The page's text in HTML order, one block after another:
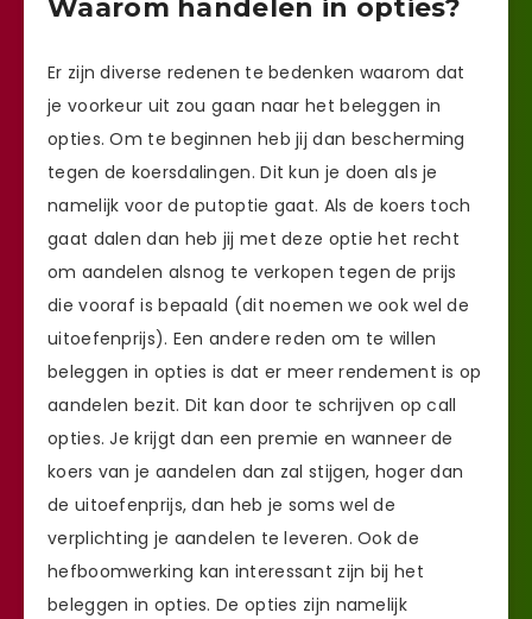
Waarom handelen in opties?
Er zijn diverse redenen te bedenken waarom dat
je voorkeur uit zou gaan naar het beleggen in
opties. Om te beginnen heb jij dan bescherming
tegen de koersdalingen. Dit kun je doen als je
namelijk voor de putoptie gaat. Als de koers toch
gaat dalen dan heb jij met deze optie het recht
om aandelen alsnog te verkopen tegen de prijs
die vooraf is bepaald (dit noemen we ook wel de
uitoefenprijs). Een andere reden om te willen
beleggen in opties is dat er meer rendement is op
aandelen bezit. Dit kan door te schrijven op call
opties. Je krijgt dan een premie en wanneer de
koers van je aandelen dan zal stijgen, hoger dan
de uitoefenprijs, dan heb je soms wel de
verplichting je aandelen te leveren. Ook de
hefboomwerking kan interessant zijn bij het
beleggen in opties. De opties zijn namelijk